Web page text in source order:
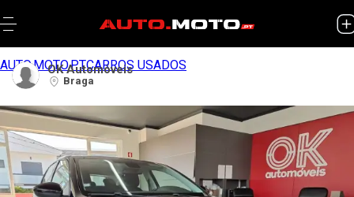
AUTO.MOTO.PTCARROS USADOS
OK Automóveis
Braga